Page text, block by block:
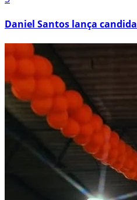
Daniel Santos lança